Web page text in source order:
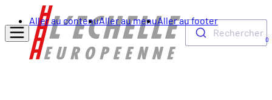
Aller au contenuAller au menuAller au footer
Rechercher
0